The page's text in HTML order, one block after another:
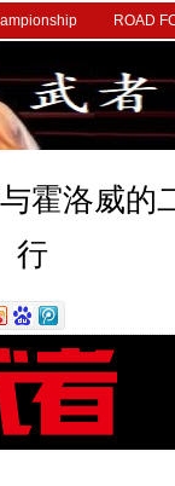
ROAD
霍洛威的
行